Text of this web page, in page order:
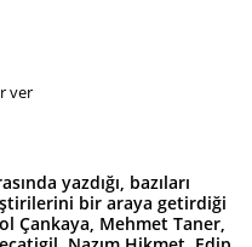
ver
yazdığı, bazıları
bir araya getirdiği
Çankaya, Mehmet Taner,